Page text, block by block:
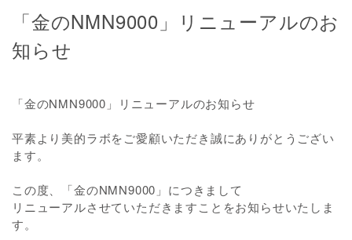
「金のNMN9000」リニューアルのお
知らせ
「金のNMN9000」リニューアルのお知らせ
平素より美的ラボをご愛顧いただき誠にありがとうござい
ます。
この度、「金のNMN9000」につきまして
リニューアルさせていただきますことをお知らせいたしま
す。